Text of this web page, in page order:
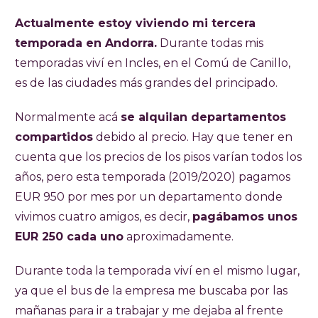
Actualmente estoy viviendo mi tercera
temporada en Andorra. Durante todas mis
temporadas viví en Incles, en el Comú de Canillo,
es de las ciudades más grandes del principado.
Normalmente acá se alquilan departamentos
compartidos debido al precio. Hay que tener en
cuenta que los precios de los pisos varían todos los
años, pero esta temporada (2019/2020) pagamos
EUR 950 por mes por un departamento donde
vivimos cuatro amigos, es decir, pagábamos unos
EUR 250 cada uno aproximadamente.
Durante toda la temporada viví en el mismo lugar,
ya que el bus de la empresa me buscaba por las
mañanas para ir a trabajar y me dejaba al frente